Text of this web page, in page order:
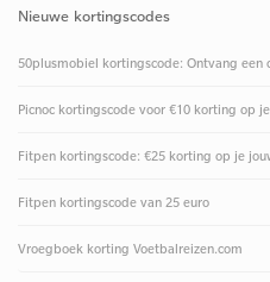
Nieuwe kortingscodes
50plusmobiel kortingscode: Ontvang een
Picnoc kortingscode voor €10 korting op
Fitpen kortingscode: €25 korting op je
Fitpen kortingscode van 25 euro
Vroegboek korting Voetbalreizen.com